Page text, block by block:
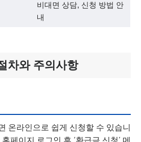
비대면 상담, 신청 방법 안
내
차와 주의사항
온라인으로 쉽게 신청할 수 있습니
페이지 로그인 후 ‘환급금 신청’ 메